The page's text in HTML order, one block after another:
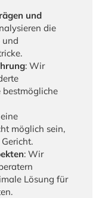
und
die
und
: Wir
bestmögliche
möglich sein,
: Wir
Lösung für